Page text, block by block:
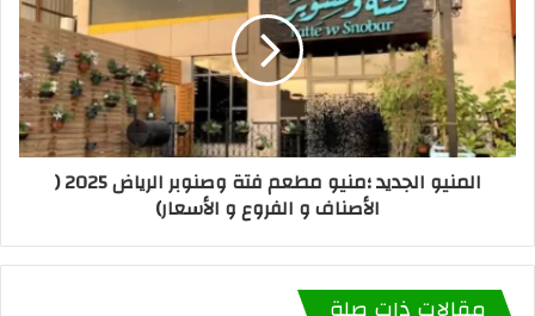
المنيو الجديد ؛منيو مطعم فتة وصنوبر الرياض 2025 (
الأصناف و الفروع و الأسعار)